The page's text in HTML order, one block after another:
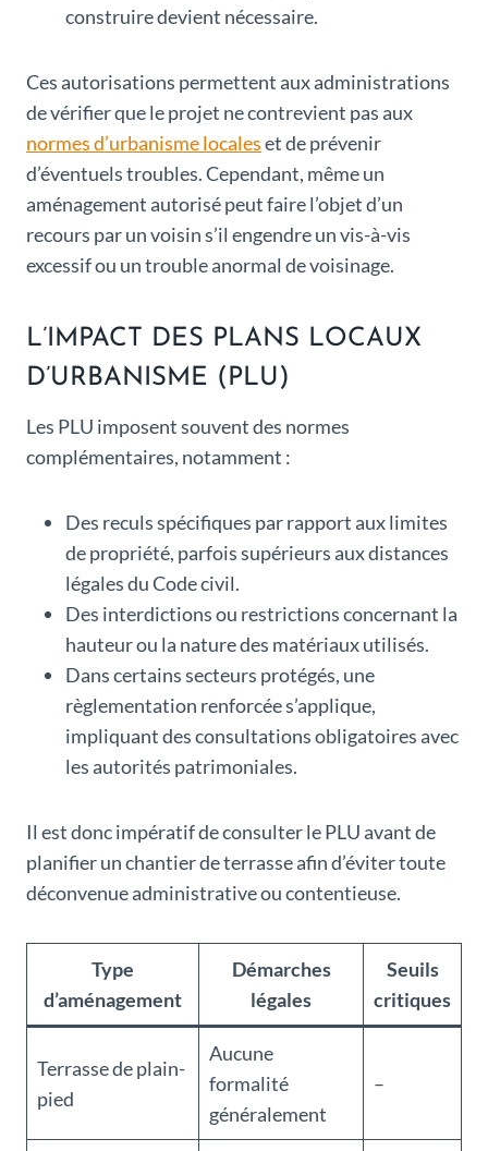
construire devient nécessaire.
Ces autorisations permettent aux administrations
de vérifier que le projet ne contrevient pas aux
normes d’urbanisme localeset de prévenir
d’éventuels troubles. Cependant, même un
aménagement autorisé peut faire l’objet d’un
recours par un voisin s’il engendre un vis-à-vis
excessif ou un trouble anormal de voisinage.
L’IMPACT DES PLANS LOCAUX
D’URBANISME (PLU)
Les PLU imposent souvent des normes
complémentaires, notamment :
Des reculs spécifiques par rapport aux limites
de propriété, parfois supérieurs aux distances
légales du Code civil.
Des interdictions ou restrictions concernant la
hauteur ou la nature des matériaux utilisés.
Dans certains secteurs protégés, une
règlementation renforcée s’applique,
impliquant des consultations obligatoires avec
les autorités patrimoniales.
Il est donc impératif de consulter le PLU avant de
planifier un chantier de terrasse afin d’éviter toute
déconvenue administrative ou contentieuse.
Type
d’aménagement
Démarches
légales
Seuils
critiques
Terrasse de plain-
pied
Aucune
formalité
généralement
–